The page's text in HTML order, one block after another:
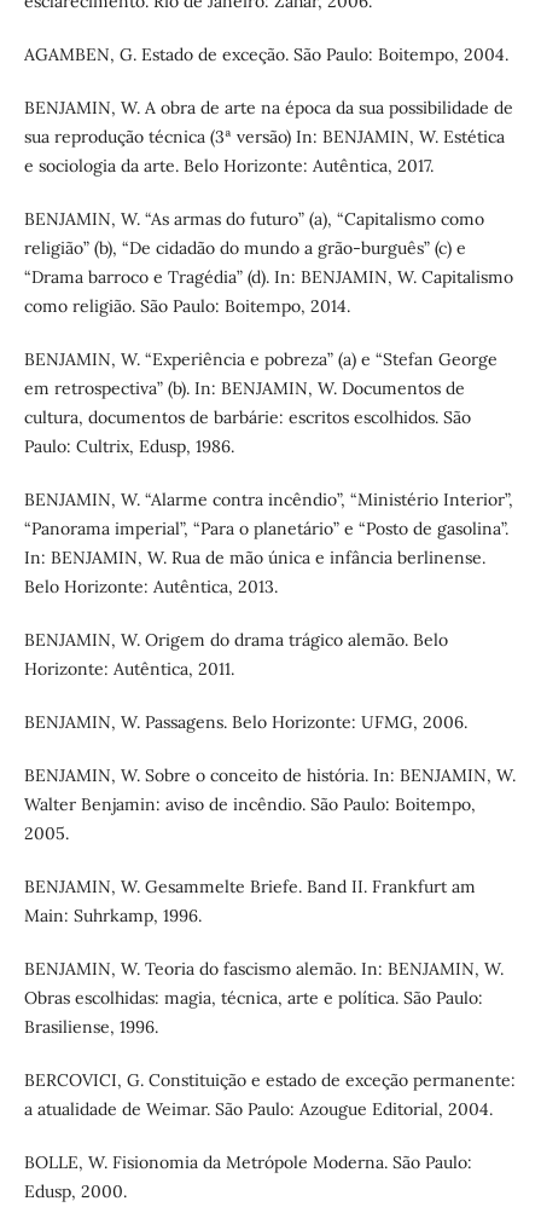
AGAMBEN, G. Estado de exceção. São Paulo: Boitempo, 2004.
BENJAMIN, W. A obra de arte na época da sua possibilidade de
sua reprodução técnica (3ª versão) In: BENJAMIN, W. Estética
e sociologia da arte. Belo Horizonte: Autêntica, 2017.
BENJAMIN, W. “As armas do futuro” (a), “Capitalismo como
religião” (b), “De cidadão do mundo a grão-burguês” (c) e
“Drama barroco e Tragédia” (d). In: BENJAMIN, W. Capitalismo
como religião. São Paulo: Boitempo, 2014.
BENJAMIN, W. “Experiência e pobreza” (a) e “Stefan George
em retrospectiva” (b). In: BENJAMIN, W. Documentos de
cultura, documentos de barbárie: escritos escolhidos. São
Paulo: Cultrix, Edusp, 1986.
BENJAMIN, W. “Alarme contra incêndio”, “Ministério Interior”,
“Panorama imperial”, “Para o planetário” e “Posto de gasolina”.
In: BENJAMIN, W. Rua de mão única e infância berlinense.
Belo Horizonte: Autêntica, 2013.
BENJAMIN, W. Origem do drama trágico alemão. Belo
Horizonte: Autêntica, 2011.
BENJAMIN, W. Passagens. Belo Horizonte: UFMG, 2006.
BENJAMIN, W. Sobre o conceito de história. In: BENJAMIN, W.
Walter Benjamin: aviso de incêndio. São Paulo: Boitempo,
2005.
BENJAMIN, W. Gesammelte Briefe. Band II. Frankfurt am
Main: Suhrkamp, 1996.
BENJAMIN, W. Teoria do fascismo alemão. In: BENJAMIN, W.
Obras escolhidas: magia, técnica, arte e política. São Paulo:
Brasiliense, 1996.
BERCOVICI, G. Constituição e estado de exceção permanente:
a atualidade de Weimar. São Paulo: Azougue Editorial, 2004.
BOLLE, W. Fisionomia da Metrópole Moderna. São Paulo:
Edusp, 2000.